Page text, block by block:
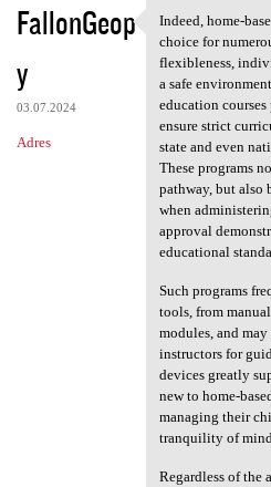
FallonGeop
y
03.07.2024
Adres
Indeed,
Indeed, home-
choice for
flexibleness,
a safe
education
ensure strict
state and even
These programs
pathway, but also
when
approval
educational
Such programs
tools, from
modules, and
instructors for
devices greatly
new to home-
managing their
tranquility of
Regardless of the